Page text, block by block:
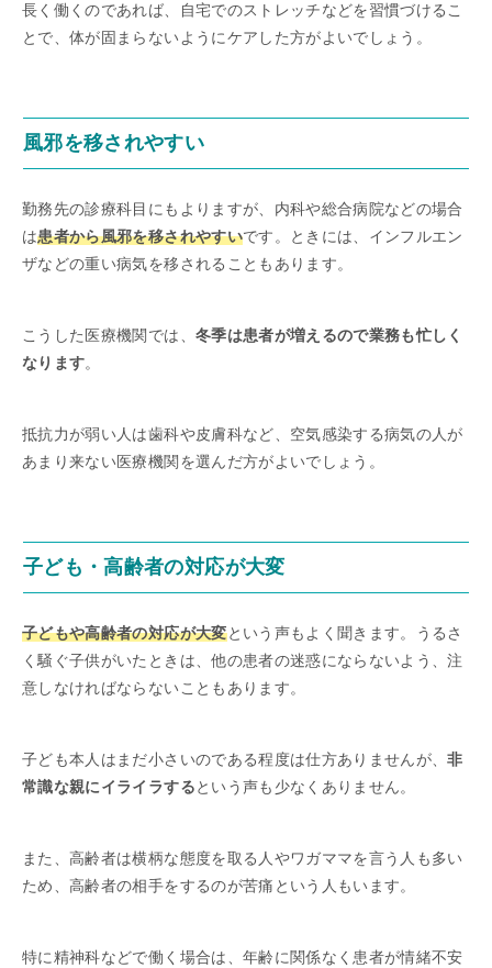
長く働くのであれば、自宅でのストレッチなどを習慣づけるこ
とで、体が固まらないようにケアした方がよいでしょう。
風邪を移されやすい
勤務先の診療科目にもよりますが、内科や総合病院などの場合
は患者から風邪を移されやすいです。ときには、インフルエン
ザなどの重い病気を移されることもあります。
こうした医療機関では、 冬季は患者が増えるので業務も忙しく
なります。
抵抗力が弱い人は歯科や皮膚科など、空気感染する病気の人が
あまり来ない医療機関を選んだ方がよいでしょう。
子ども・高齢者の対応が大変
子どもや高齢者の対応が大変という声もよく聞きます。うるさ
く騒ぐ子供がいたときは、他の患者の迷惑にならないよう、注
意しなければならないこともあります。
子ども本人はまだ小さいのである程度は仕方ありませんが、非
常識な親にイライラするという声も少なくありません。
また、高齢者は横柄な態度を取る人やワガママを言う人も多い
ため、高齢者の相手をするのが苦痛という人もいます。
特に精神科などで働く場合は、年齢に関係なく患者が情緒不安